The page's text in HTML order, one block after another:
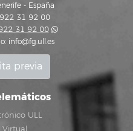
- España
922 31 92 00
31 92 00
info@fg.ull.es
previa
ULL
Virtual